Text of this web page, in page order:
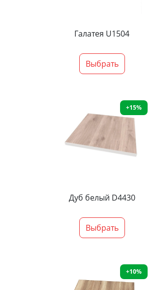
Галатея U1504
Выбрать
+15%
Дуб белый D4430
Выбрать
+10%